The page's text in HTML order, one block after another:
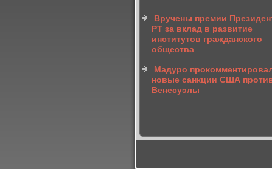
Вручены премии
РТ за вклад в развитие
институтов гражданского
общества
Мадуро
новые санкции США
Венесуэлы